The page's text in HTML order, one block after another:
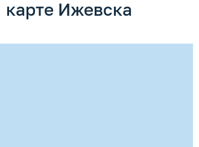
карте Ижевска